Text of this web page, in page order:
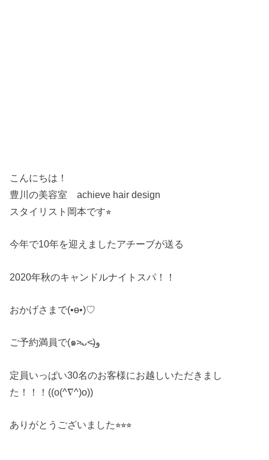
こんにちは！
豊川の美容室 achieve hair design
スタイリスト岡本です⭐︎
今年で10年を迎えましたアチーブが送る
2020年秋のキャンドルナイトスパ！！
おかげさまで(•ө•)♡
ご予約満員で(๑˃̵ᴗ˂̵)و
定員いっぱい30名のお客様にお越しいただきまし
た！！！((o(^∇^)o))
ありがとうございました⭐︎⭐︎⭐︎